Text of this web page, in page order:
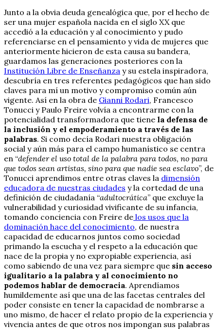
Junto a la obvia deuda genealógica que, por el hecho de
ser una mujer española nacida en el siglo XX que
accedió a la educación y al conocimiento y pudo
referenciarse en el pensamiento y vida de mujeres que
anteriormente hicieron de esta causa su bandera,
guardamos las generaciones posteriores con la
Institución Libre de Enseñanza y su estela inspiradora,
descubría en tres referentes pedagógicos que han sido
claves para mí un motivo y compromiso común aún
vigente. Así en la obra de Gianni Rodari, Francesco
Tonucci y Paulo Freire volvía a encontrarme con la
potencialidad transformadora que tiene la defensa de
la inclusión y el empoderamiento a través de las
palabras. Si como decía Rodari nuestra obligación
social y aún más para el campo humanístico se centra
en “defender el uso total de la palabra para todos, no para
que todos sean artistas, sino para que nadie sea esclavo”, de
Tonucci aprendimos entre otras claves la dimensión
educadora de nuestras ciudades y la cortedad de una
definición de ciudadanía “adultocrática” que excluye la
vulnerabilidad y curiosidad vivificante de su infancia,
tomando conciencia con Freire de los usos que la
dominación hace del conocimiento, de nuestra
capacidad de educarnos juntos como sociedad
primando la escucha y el respeto a la educación que
nace de la propia y no expropiable experiencia, así
como sabiendo de una vez para siempre que sin acceso
igualitario a la palabra y al conocimiento no
podemos hablar de democracia. Aprendíamos
humildemente así que una de las facetas centrales del
poder consiste en tener la capacidad de nombrarse a
uno mismo, de hacer el relato propio de la experiencia y
vivencia antes de que otros nos impongan sus palabras